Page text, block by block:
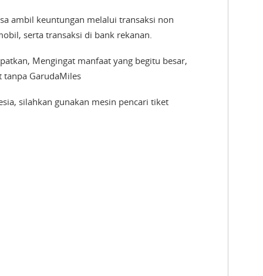
ambil keuntungan melalui transaksi non
serta transaksi di bank rekanan.
Mengingat manfaat yang begitu besar,
tanpa GarudaMiles
silahkan gunakan mesin pencari tiket